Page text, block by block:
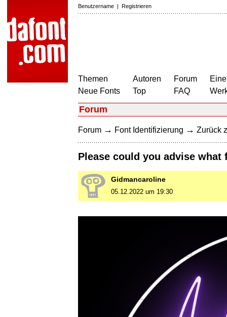
Benutzername | Registrieren
Themen
Neue Fonts
Autoren
Top
Forum
FAQ
Forum
Forum → Font Identifizierung → Zurück
Please could you advise what
Gidmancaroline
05.12.2022 um 19:30